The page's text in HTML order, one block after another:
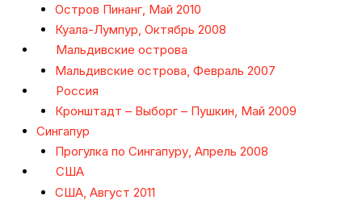
Остров Пинанг, Май 2010
Куала-Лумпур, Октябрь 2008
Мальдивские острова
Мальдивские острова, Февраль 2007
Россия
Кронштадт – Выборг – Пушкин, Май 2009
Сингапур
Прогулка по Сингапуру, Апрель 2008
США
США, Август 2011